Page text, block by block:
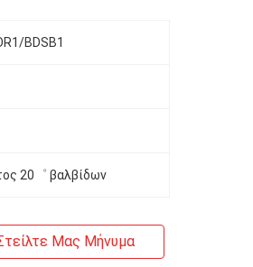
BDSB1
20゜ βαλβίδων
Μας Μήνυμα